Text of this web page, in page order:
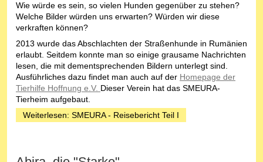
Wie würde es sein, so vielen Hunden gegenüber zu stehen?
Welche Bilder würden uns erwarten? Würden wir diese
verkraften können?
2013 wurde das Abschlachten der Straßenhunde in Rumänien
erlaubt. Seitdem konnte man so einige grausame Nachrichten
lesen, die mit dementsprechenden Bildern unterlegt sind.
Ausführliches dazu findet man auch auf der Homepage der
Tierhilfe Hoffnung e.V. Dieser Verein hat das SMEURA-
Tierheim aufgebaut.
Weiterlesen: SMEURA - Reisebericht Teil I